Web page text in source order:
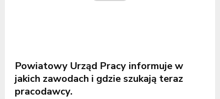
Powiatowy Urząd Pracy informujew
jakich zawodach i gdzie szukają teraz
pracodawcy.